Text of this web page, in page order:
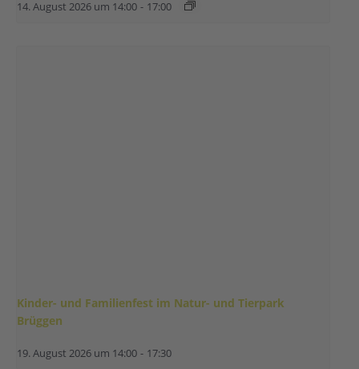
14. August 2026 um 14:00 - 17:00
Kinder- und Familienfest im Natur- und Tierpark
Brüggen
19. August 2026 um 14:00 - 17:30